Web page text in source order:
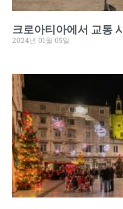
크로아티아에서 교통
2024년 01월 05일